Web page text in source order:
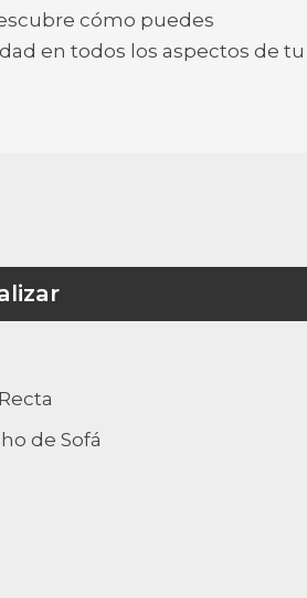
cómo puedes
en todos los aspectos de tu
de Sofá